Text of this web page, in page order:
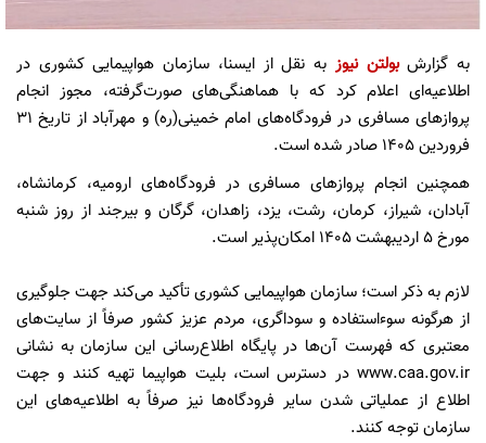
به گزارشبولتن نیوز به نقل از ایسنا، سازمان هواپیمایی کشوری در
اطلاعیه‌ای اعلام کرد که با هماهنگی‌های صورت‌گرفته، مجوز انجام
پروازهای مسافری در فرودگاه‌های امام خمینی(ره) و مهرآباد از تاریخ ۳۱
فروردین ۱۴۰۵ صادر شده است.
همچنین انجام پروازهای مسافری در فرودگاه‌های ارومیه، کرمانشاه،
آبادان، شیراز، کرمان، رشت، یزد، زاهدان، گرگان و بیرجند از روز شنبه
مورخ ۵ اردیبهشت ۱۴۰۵ امکان‌پذیر است.
لازم به ذکر است؛ سازمان هواپیمایی کشوری تأکید می‌کند جهت جلوگیری
از هرگونه سوءاستفاده و سوداگری، مردم عزیز کشور صرفاً از سایت‌های
معتبری که فهرست آن‌ها در پایگاه اطلاع‌رسانی این سازمان به نشانی
www.caa.gov.ir در دسترس است، بلیت هواپیما تهیه کنند و جهت
اطلاع از عملیاتی شدن سایر فرودگاه‌ها نیز صرفاً به اطلاعیه‌های این
سازمان توجه کنند.